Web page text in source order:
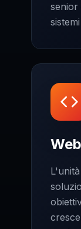
senior